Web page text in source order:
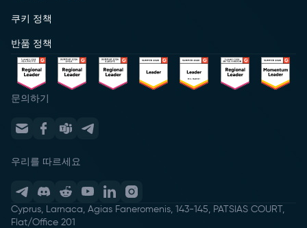
쿠키 정책
반품 정책
문의하기
우리를 따르세요
Cyprus, Larnaca, Agias Faneromenis, 143-145, PATSIAS COURT,
Flat/Office 201